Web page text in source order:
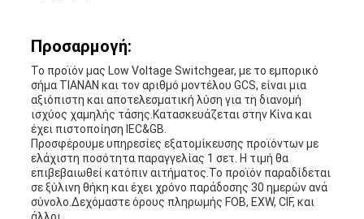
Προσαρμογή:
Το προϊόν μας Low Voltage Switchgear, με το εμπορικό
σήμα TIANAN και τον αριθμό μοντέλου GCS, είναι μια
αξιόπιστη και αποτελεσματική λύση για τη διανομή
ισχύος χαμηλής τάσης.Κατασκευάζεται στην Κίνα και
έχει πιστοποίηση IEC&GB.
Προσφέρουμε υπηρεσίες εξατομίκευσης προϊόντων με
ελάχιστη ποσότητα παραγγελίας 1 σετ. Η τιμή θα
επιβεβαιωθεί κατόπιν αιτήματος.Το προϊόν παραδίδεται
σε ξύλινη θήκη και έχει χρόνο παράδοσης 30 ημερών ανά
σύνολο.Δεχόμαστε όρους πληρωμής FOB, EXW, CIF, και